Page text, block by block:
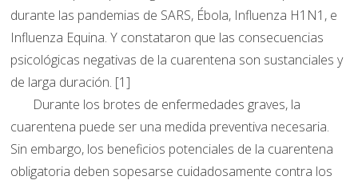
durante las pandemias de SARS, Ébola, Influenza H1N1, e
Influenza Equina. Y constataron que las consecuencias
psicológicas negativas de la cuarentena son sustanciales y
de larga duración. [1]
Durante los brotes de enfermedades graves, la
cuarentena puede ser una medida preventiva necesaria.
Sin embargo, los beneficios potenciales de la cuarentena
obligatoria deben sopesarse cuidadosamente contra los